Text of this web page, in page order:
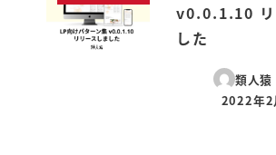
v0.0.1.10 リ
した
類人猿
投稿日
2022年2